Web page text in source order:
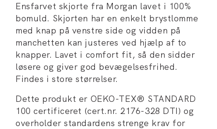
Ensfarvet skjorte fra Morgan lavet i 100%
bomuld. Skjorten har en enkelt brystlomme
med knap på venstre side og vidden på
manchetten kan justeres ved hjælp af to
knapper. Lavet i comfort fit, så den sidder
løsere og giver god bevægelsesfrihed.
Findes i store størrelser.
Dette produkt er OEKO-TEX® STANDARD
100 certificeret (cert.nr. 2176-328 DTI) og
overholder standardens strenge krav for